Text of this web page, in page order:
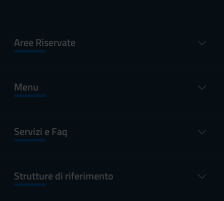
Aree Riservate
Menu
Servizi e Faq
Strutture di riferimento